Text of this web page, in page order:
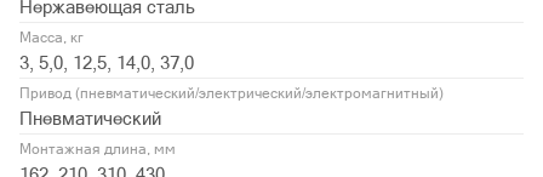
Нержавеющая сталь
Масса, кг
3, 5,0, 12,5, 14,0, 37,0
Привод (пневматический/электрический/электромагнитный)
Пневматический
Монтажная длина, мм